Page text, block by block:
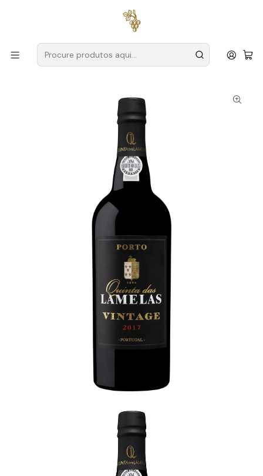
para encomendas a partir de
Produtores Douro
Quinta das Lamelas
Quinta das Lamelas Porto Vintage 2016 75cl